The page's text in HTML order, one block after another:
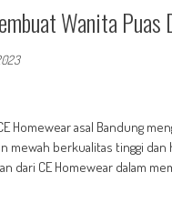
Wanita
Homewear asal Bandung
mewah berkualitas tinggi
dari CE Homewear dalam